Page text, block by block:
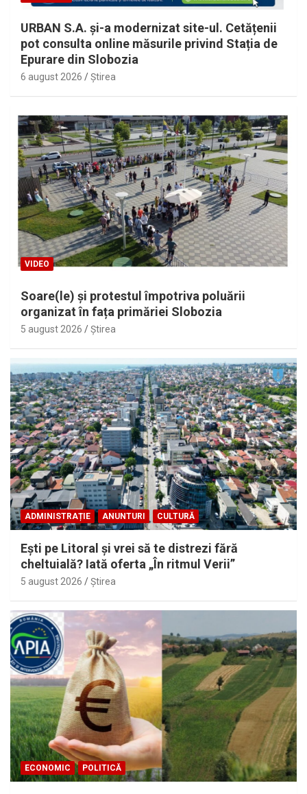
URBAN S.A. și-a modernizat site-ul. Cetățenii
pot consulta online măsurile privind Stația de
Epurare din Slobozia
6 august 2026 Ştirea
VIDEO
Soare(le) și protestul împotriva poluării
organizat în fața primăriei Slobozia
5 august 2026 Ştirea
ADMINISTRAȚIE ANUNTURI CULTURĂ
Eşti pe Litoral şi vrei să te distrezi fără
cheltuială? Iată oferta „În ritmul Verii”
5 august 2026 Ştirea
ECONOMIC POLITICĂ